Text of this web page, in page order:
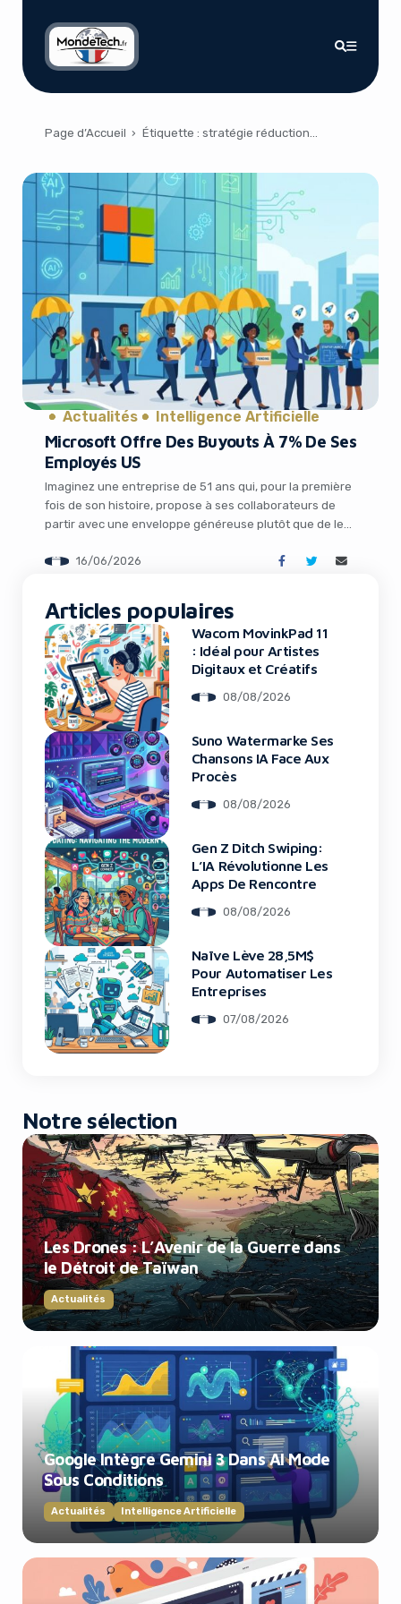
Page d’Accueil › Étiquette : stratégie réduction effectifs
Actualités Intelligence Artificielle
Microsoft Offre Des Buyouts À 7% De Ses
Employés US
Imaginez une entreprise de 51 ans qui, pour la première
fois de son histoire, propose à ses collaborateurs de
partir avec une enveloppe généreuse plutôt que de les
Microsoft vient d’annoncer en ce mois d’avril 2026. Dans
16/06/2026
Articles populaires
Wacom MovinkPad 11
: Idéal pour Artistes
Digitaux et Créatifs
08/08/2026
Suno Watermarke Ses
Chansons IA Face Aux
Procès
08/08/2026
Gen Z Ditch Swiping:
L’IA Révolutionne Les
Apps De Rencontre
08/08/2026
Naïve Lève 28,5M$
Pour Automatiser Les
Entreprises
07/08/2026
Notre sélection
Les Drones : L’Avenir de la Guerre dans
le Détroit de Taïwan
Actualités
Google Intègre Gemini 3 Dans AI Mode
Sous Conditions
Actualités Intelligence Artificielle
using an ad-blocker!
Yes, I will turn off Ad-Blocker
No Thanks